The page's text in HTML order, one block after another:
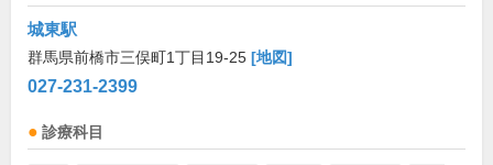
城東駅
群馬県前橋市三俣町1丁目19-25 [地図]
027-231-2399
診療科目